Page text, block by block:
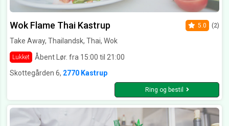
Wok Flame Thai Kastrup
Take Away, Thailandsk, Thai, Wok
Lukket Åbent Lør. fra 15:00 til 21:00
5.0 (2)
Skottegården 6, 2770 Kastrup
Ring og bestil